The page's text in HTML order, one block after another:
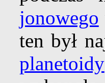
jonowego
ten był
planetoidy